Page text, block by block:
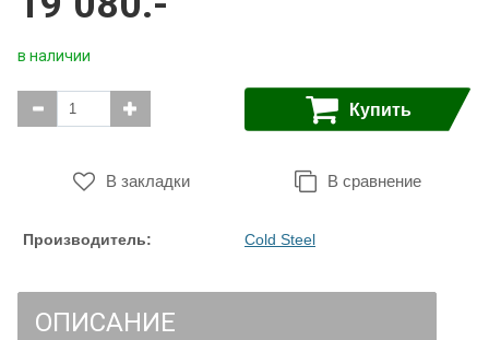
в наличии
Купить
В закладки В сравнение
Производитель: Cold Steel
ОПИСАНИЕ